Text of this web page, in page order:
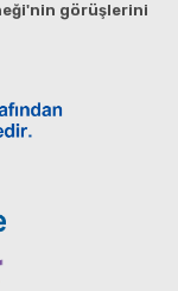
görüşlerini